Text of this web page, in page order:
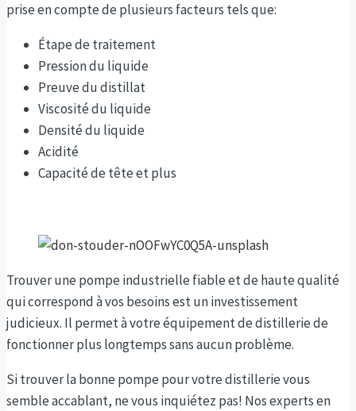
prise en compte de plusieurs facteurs tels que:
Étape de traitement
Pression du liquide
Preuve du distillat
Viscosité du liquide
Densité du liquide
Acidité
Capacité de tête et plus
Trouver une pompe industrielle fiable et de haute qualité
qui correspond à vos besoins est un investissement
judicieux. Il permet à votre équipement de distillerie de
fonctionner plus longtemps sans aucun problème.
Si trouver la bonne pompe pour votre distillerie vous
semble accablant, ne vous inquiétez pas! Nos experts en